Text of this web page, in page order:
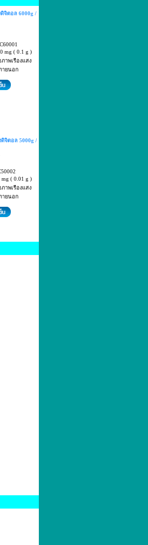
ดิจิตอล 6000g /
mg ( 0.1 g )
าพเรืองแสง
ายนอก
ดิจิตอล 5000g /
( 0.01 g )
าพเรืองแสง
ายนอก